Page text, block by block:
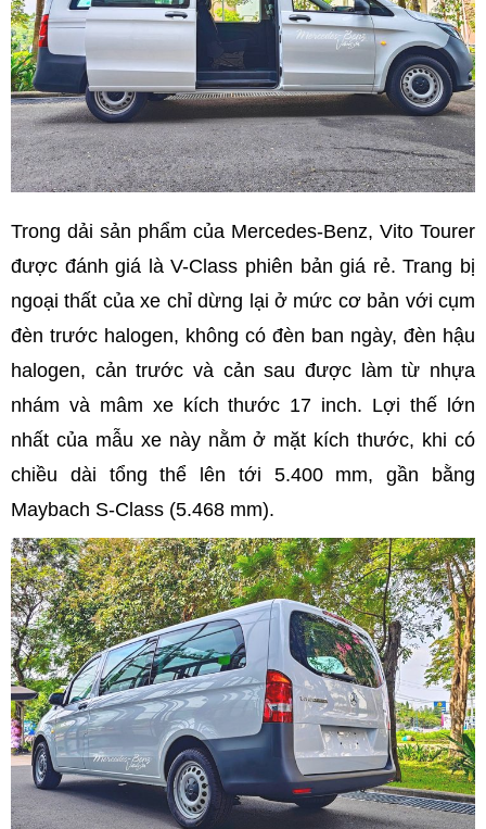
Trong dải sản phẩm của Mercedes-Benz, Vito Tourer
được đánh giá là V-Class phiên bản giá rẻ. Trang bị
ngoại thất của xe chỉ dừng lại ở mức cơ bản với cụm
đèn trước halogen, không có đèn ban ngày, đèn hậu
halogen, cản trước và cản sau được làm từ nhựa
nhám và mâm xe kích thước 17 inch. Lợi thế lớn
nhất của mẫu xe này nằm ở mặt kích thước, khi có
chiều dài tổng thể lên tới 5.400 mm, gần bằng
Maybach S-Class (5.468 mm).